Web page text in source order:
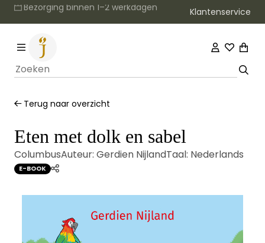
Gratis verzending vanaf €20 Klantenservice
Terug naar overzicht
Eten met dolk en sabel
ColumbusAuteur: Gerdien NijlandTaal: Nederlands
E-BOOK